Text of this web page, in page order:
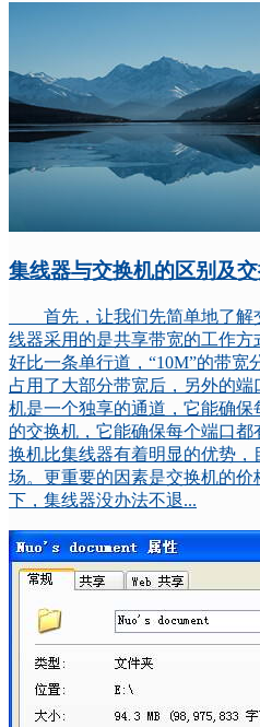
集线器与交换机的区别及
首先，让我们先简单地了解
线器采用的是共享带宽的工作
好比一条单行道，“10M”的带宽
占用了大部分带宽后，另外的
机是一个独享的通道，它能确
的交换机，它能确保每个端口
换机比集线器有着明显的优势
场。更重要的因素是交换机的
下，集线器没办法不退...